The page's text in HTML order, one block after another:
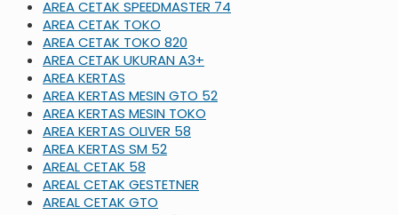
AREA CETAK SPEEDMASTER 74
AREA CETAK TOKO
AREA CETAK TOKO 820
AREA CETAK UKURAN A3+
AREA KERTAS
AREA KERTAS MESIN GTO 52
AREA KERTAS MESIN TOKO
AREA KERTAS OLIVER 58
AREA KERTAS SM 52
AREAL CETAK 58
AREAL CETAK GESTETNER
AREAL CETAK GTO